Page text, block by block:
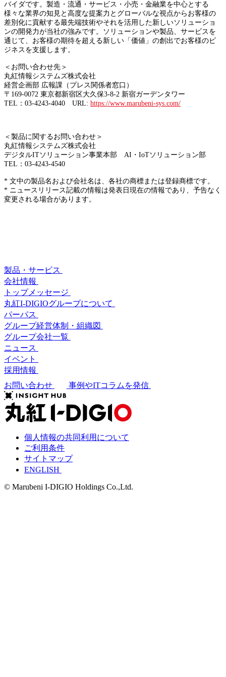
バイダです。製造・流通・サービス・小売・金融業を中心とする
様々な業界の知見と高度な提案力とグローバルな視点からお客様の
差別化に貢献する最先端技術やそれを活用した新しいソリューショ
ンの開発力が当社の強みです。ソリューションや製品、サービスを
通じて、お客様の期待を超える新しい「価値」の創出でお客様のビ
ジネスを支援します。
＜お問い合わせ先＞
丸紅情報システムズ株式会社
経営企画部 広報課（プレス関係者窓口）
〒169-0072 東京都新宿区大久保3-8-2 新宿ガーデンタワー
TEL：03-4243-4040 URL: https://www.marubeni-sys.com/
＜製品に関するお問い合わせ＞
丸紅情報システムズ株式会社
デジタルITソリューション事業本部 AI・IoTソリューション部
TEL：03-4243-4540
* 文中の製品名および会社名は、各社の商標または登録商標です。
* ニュースリリース記載の情報は発表日現在の情報であり、予告なく
変更される場合があります。
製品・サービス
会社情報
トップメッセージ
丸紅I-DIGIOグループについて
パーパス
グループ経営体制・組織図
グループ会社一覧
ニュース
イベント
採用情報
お問い合わせ
事例やITコラムを発信
個人情報の共同利用について
ご利用条件
サイトマップ
ENGLISH
© Marubeni I-DIGIO Holdings Co.,Ltd.